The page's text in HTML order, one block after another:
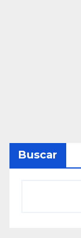
Buscar